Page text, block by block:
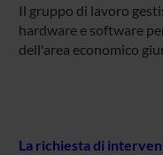
Il gruppo di lavoro
hardware e software
dell'area economico
La richiesta di